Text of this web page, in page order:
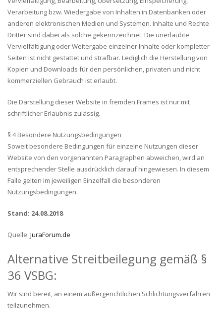
Verarbeitung bzw. Wiedergabe von Inhalten in Datenbanken oder
anderen elektronischen Medien und Systemen. Inhalte und Rechte
Dritter sind dabei als solche gekennzeichnet. Die unerlaubte
Vervielfältigung oder Weitergabe einzelner Inhalte oder kompletter
Seiten ist nicht gestattet und strafbar. Lediglich die Herstellung von
Kopien und Downloads für den persönlichen, privaten und nicht
kommerziellen Gebrauch ist erlaubt.
Die Darstellung dieser Website in fremden Frames ist nur mit
schriftlicher Erlaubnis zulässig.
§ 4 Besondere Nutzungsbedingungen
Soweit besondere Bedingungen für einzelne Nutzungen dieser
Website von den vorgenannten Paragraphen abweichen, wird an
entsprechender Stelle ausdrücklich darauf hingewiesen. In diesem
Falle gelten im jeweiligen Einzelfall die besonderen
Nutzungsbedingungen.
Stand: 24.08.2018
Quelle: JuraForum.de
Alternative Streitbeilegung gemäß §
36 VSBG:
Wir sind bereit, an einem außergerichtlichen Schlichtungsverfahren
teilzunehmen.